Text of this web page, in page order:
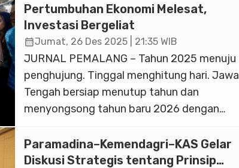
positif. Sejumlah indikator makroekonomi
mencatatkan capaian yang lebih baik
dibanding rata-rata nasional. Guru Besar
Ilmu Ekonomi Universitas Diponegoro
(Undip) Semarang, Prof Firmansyah, menilai
meski belum genap satu tahun menjabat,
arah […]
Pertumbuhan Ekonomi Melesat,
Investasi Bergeliat
calendar_monthJumat, 26 Des 2025 | 21:35 WIB
JURNAL PEMALANG – Tahun 2025 menuju
penghujung. Tinggal menghitung hari. Jawa
Tengah bersiap menutup tahun dan
menyongsong tahun baru 2026 dengan
banyak cerita dan dinamika yang
mengiringinya. Bagi Pemerintah Provinsi
Paramadina–Kemendagri–KAS Gelar
Diskusi Strategis tentang Prinsip